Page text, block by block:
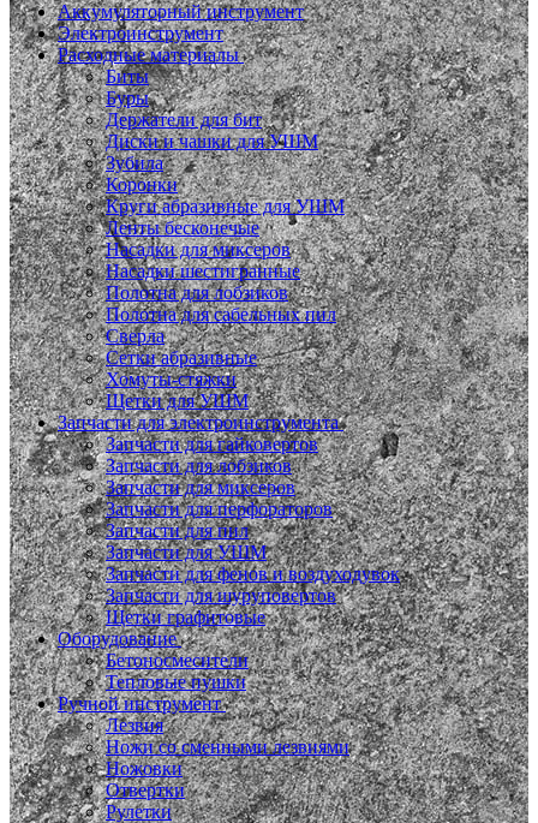
Аккумуляторный инструмент
Электроинструмент
Расходные материалы
Биты
Буры
Держатели для бит
Диски и чашки для УШМ
Зубила
Коронки
Круги абразивные для УШМ
Ленты бесконечые
Насадки для миксеров
Насадки шестигранные
Полотна для лобзиков
Полотна для сабельных пил
Сверла
Сетки абразивные
Хомуты-стяжки
Щетки для УШМ
Запчасти для электроинструмента
Запчасти для гайковертов
Запчасти для лобзиков
Запчасти для миксеров
Запчасти для перфораторов
Запчасти для пил
Запчасти для УШМ
Запчасти для фенов и воздуходувок
Запчасти для шуруповертов
Щетки графитовые
Оборудование
Бетоносмесители
Тепловые пушки
Ручной инструмент
Лезвия
Ножи со сменными лезвиями
Ножовки
Отвертки
Рулетки